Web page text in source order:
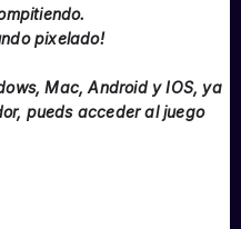
pixelado!
Mac, Android y IOS, ya
pueds acceder al juego